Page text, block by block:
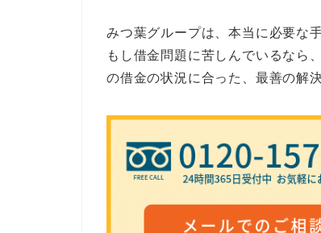
みつ葉グループは、本当に必要な
もし借金問題に苦しんでいるなら
の借金の状況に合った、最善の解